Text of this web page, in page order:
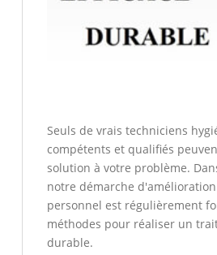
Seuls de vrais techniciens
compétents et qualifiés
solution à votre problème.
notre démarche
personnel est régulièrement
méthodes pour réaliser un
durable.